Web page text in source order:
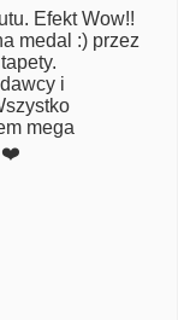
Efekt Wow!!
medal :) przez
i
mega
❤️